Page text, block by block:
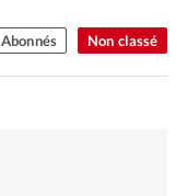
Non classé
Abonnés